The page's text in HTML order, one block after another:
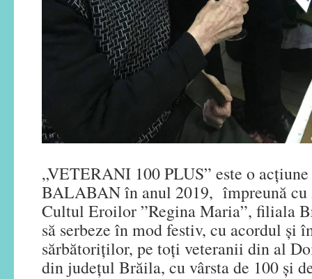
„VETERANI 100 PLUS” este o
BALABAN în anul 2019, împreună cu
Cultul Eroilor ”Regina Maria”, filiala
să serbeze în mod festiv, cu acordul și
sărbătoriților, pe toți veteranii din al
din județul Brăila, cu vârsta de 100 și